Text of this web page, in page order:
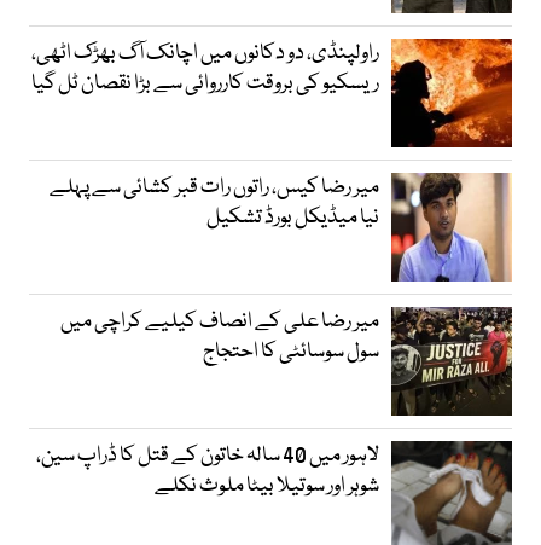
راولپنڈی، دو دکانوں میں اچانک آگ بھڑک اٹھی،
ریسکیو کی بروقت کارروائی سے بڑا نقصان ٹل گیا
میر رضا کیس، راتوں رات قبر کشائی سے پہلے
نیا میڈیکل بورڈ تشکیل
میر رضا علی کے انصاف کیلیے کراچی میں
سول سوسائٹی کا احتجاج
لاہور میں 40 سالہ خاتون کے قتل کا ڈراپ سین،
شوہر اور سوتیلا بیٹا ملوث نکلے